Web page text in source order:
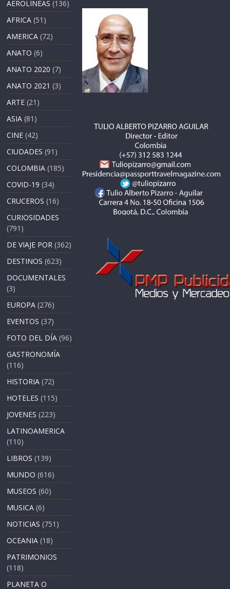
AEROLÍNEAS (136)
AFRICA (51)
AMERICA (72)
ANATO (6)
ANATO 2020 (7)
ANATO 2021 (3)
ARTE (21)
ASIA (81)
CINE (42)
CIUDADES (91)
COLOMBIA (185)
COVID-19 (34)
CRUCEROS (16)
CURIOSIDADES
(791)
DE VIAJE POR (362)
DESTINOS (623)
DOCUMENTALES
(3)
EUROPA (276)
EVENTOS (37)
FOTO DEL DÍA (96)
GASTRONOMÍA
(116)
HISTORIA (72)
HOTELES (115)
JOVENES (223)
LATINOAMERICA
(110)
LIBROS (139)
MUNDO (616)
MUSEOS (60)
MUSICA (6)
NOTICIAS (751)
OCEANIA (18)
PATRIMONIOS
(118)
PLANETA O